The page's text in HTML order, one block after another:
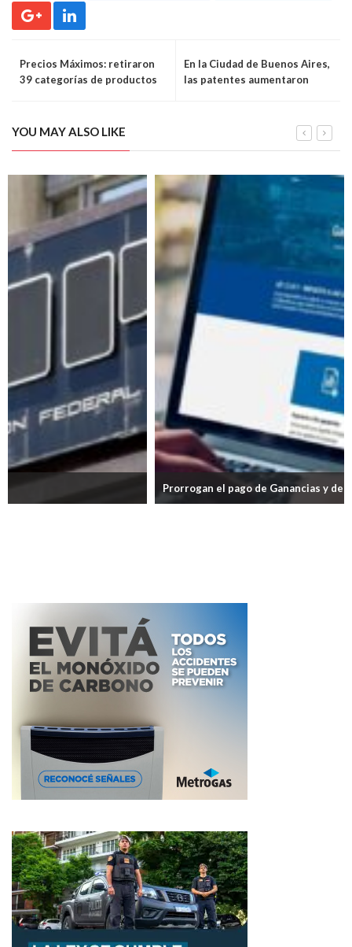
Precios Máximos: retiraron
39 categorías de productos
En la Ciudad de Buenos Aires,
las patentes aumentaron
YOU MAY ALSO LIKE
Prorrogan el pago de Ganancias y de Bienes Personales